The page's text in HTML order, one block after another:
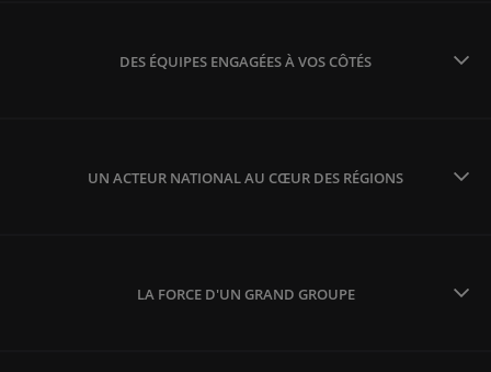
DES ÉQUIPES ENGAGÉES À VOS CÔTÉS
UN ACTEUR NATIONAL AU CŒUR DES RÉGIONS
LA FORCE D'UN GRAND GROUPE